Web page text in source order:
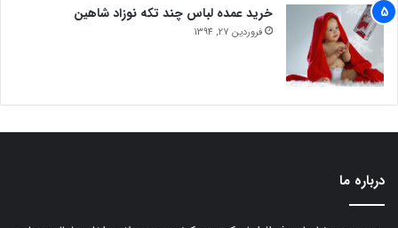
خرید عمده لباس چند تکه نوزاد شاهین
فروردین 27, 1394
درباره ما